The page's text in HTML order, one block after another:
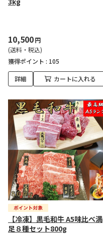
10,500円
(送料・税込)
獲得ポイント : 105
詳細 カートに入れる
【冷凍】黒毛和牛 A5味比べ満
足８種セット800g